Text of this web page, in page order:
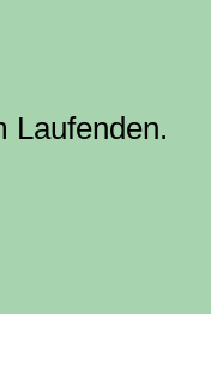
Laufenden.